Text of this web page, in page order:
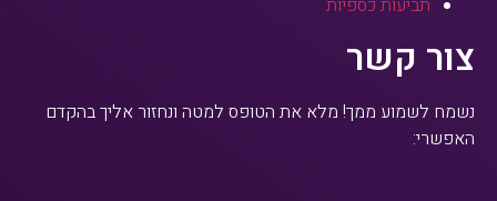
צור קשר
נשמח לשמוע ממך! מלא את הטופס למטה ונחזור אליך בהקדם
האפשרי: